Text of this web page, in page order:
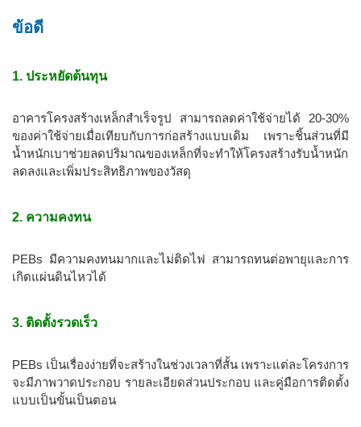
ข้อดี
1. ประหยัดต้นทุน
อาคารโครงสร้างเหล็กสำเร็จรูป สามารถลดค่าใช้จ่ายได้ 20-30%
ของค่าใช้จ่ายเมื่อเทียบกับการก่อสร้างแบบเดิม เพราะชิ้นส่วนที่มี
น้ำหนักเบาช่วยลดปริมาณของเหล็กที่จะทำให้โครงสร้างรับน้ำหนัก
ลดลงและเพิ่มประสิทธิภาพของวัสดุ
2. ความคงทน
PEBs มีความคงทนมากและไม่ติดไฟ สามารถทนต่อพายุและการ
เกิดแผ่นดินไหวได้
3. ติดตั้งรวดเร็ว
PEBs เป็นเรื่องง่ายที่จะสร้างในช่วงเวลาที่สั้น เพราะแต่ละโครงการ
จะมีภาพวาดประกอบ รายละเอียดส่วนประกอบ และคู่มือการติดตั้ง
แบบเป็นขั้นเป็นตอน